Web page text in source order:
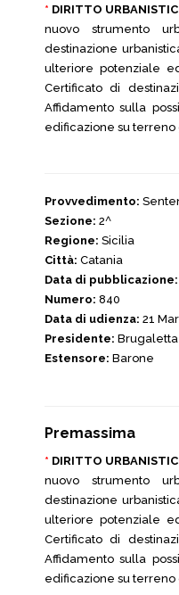
* DIRITTO
nuovo strumento
destinazione
ulteriore potenziale
Certificato di
Affidamento sulla
edificazione su terreno
Provvedimento:
Sezione: 2^
Regione: Sicilia
Città: Catania
Data di pubblicazione:
Numero: 840
Data di udienza: 21
Presidente: Brugaletta
Estensore: Barone
Premassima
* DIRITTO
nuovo strumento
destinazione
ulteriore potenziale
Certificato di
Affidamento sulla
edificazione su terreno